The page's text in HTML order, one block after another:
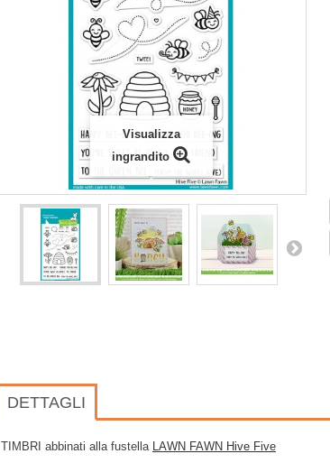
Visualizza
ingrandito
DETTAGLI
TIMBRI abbinati alla fustella LAWN FAWN Hive Five